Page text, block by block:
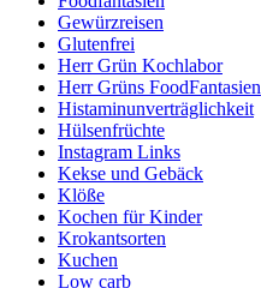
Gewürzreisen
Glutenfrei
Herr Grün Kochlabor
Herr Grüns FoodFantasien
Histaminunverträglichkeit
Hülsenfrüchte
Instagram Links
Kekse und Gebäck
Klöße
Kochen für Kinder
Krokantsorten
Kuchen
Low carb